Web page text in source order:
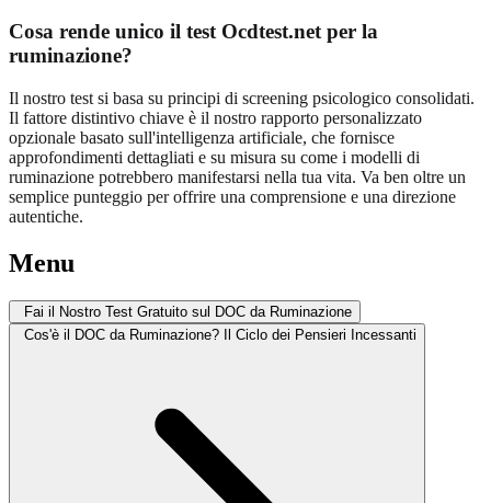
Cosa rende unico il test Ocdtest.net per la
ruminazione?
Il nostro test si basa su principi di screening psicologico consolidati.
Il fattore distintivo chiave è il nostro rapporto personalizzato
opzionale basato sull'intelligenza artificiale, che fornisce
approfondimenti dettagliati e su misura su come i modelli di
ruminazione potrebbero manifestarsi nella tua vita. Va ben oltre un
semplice punteggio per offrire una comprensione e una direzione
autentiche.
Menu
Fai il Nostro Test Gratuito sul DOC da Ruminazione
Cos'è il DOC da Ruminazione? Il Ciclo dei Pensieri Incessanti